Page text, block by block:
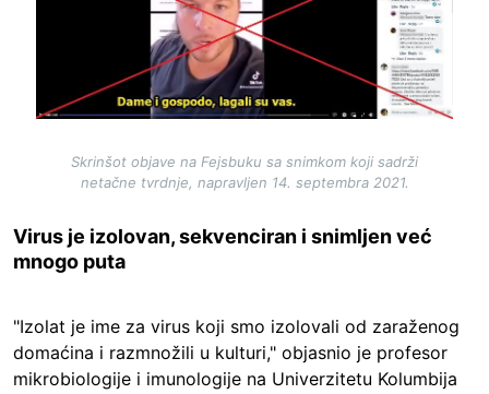
Skrinšot objave na Fejsbuku sa snimkom koji sadrži
netačne tvrdnje, napravljen 14. septembra 2021.
Virus je izolovan, sekvenciran i snimljen već
mnogo puta
"Izolat je ime za virus koji smo izolovali od zaraženog
domaćina i razmnožili u kulturi," objasnio je profesor
mikrobiologije i imunologije na Univerzitetu Kolumbija